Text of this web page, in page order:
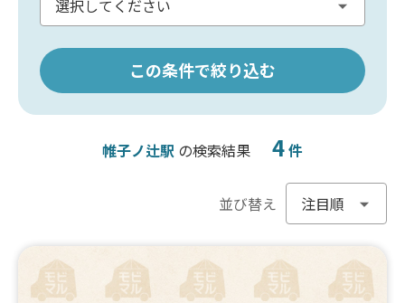
この条件で絞り込む
帷子ノ辻駅 の検索結果 4件
並び替え